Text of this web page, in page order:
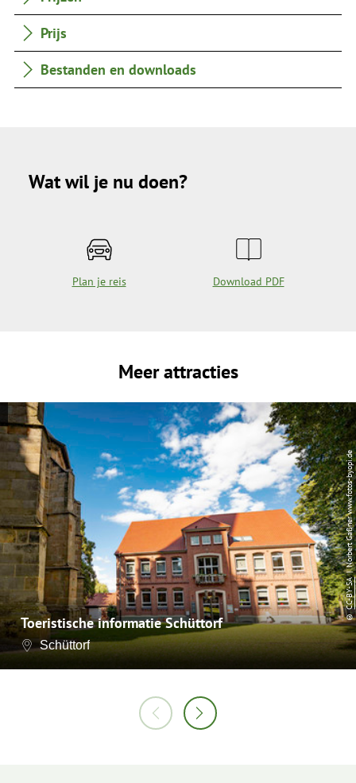
Prijs
Bestanden en downloads
Wat wil je nu doen?
Plan je reis Download PDF
Meer attracties
Toeristische informatie Schüttorf
Schüttorf
©
CC-BY-SA
| Norbert Gaßner www.fotos-byopi.de